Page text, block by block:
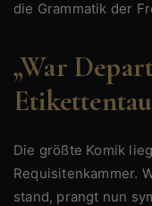
die Grammatik der
„War
Die größte Komik liegt wie so oft in der
Requisitenkammer.
stand, prangt nun